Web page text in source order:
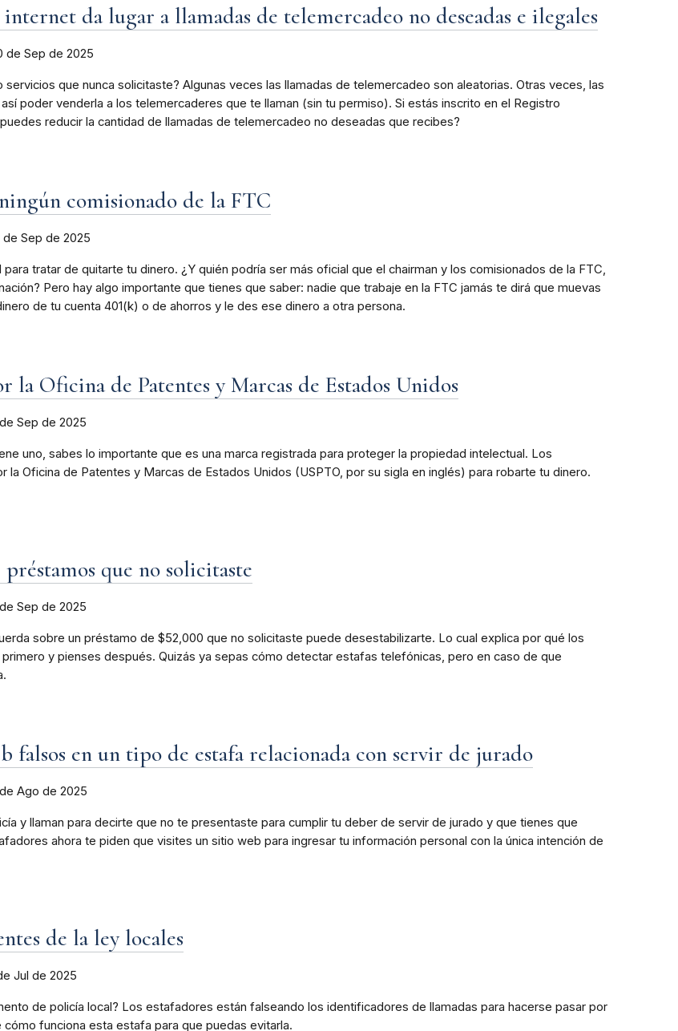
da lugar a llamadas de telemercadeo no deseadas e ilegales
de Sep de 2025
que nunca solicitaste? Algunas veces las llamadas de telemercadeo son aleatorias. Otras veces, las
poder venderla a los telemercaderes que te llaman (sin tu permiso). Si estás inscrito en el Registro
reducir la cantidad de llamadas de telemercadeo no deseadas que recibes?
comisionado de la FTC
de Sep de 2025
tratar de quitarte tu dinero. ¿Y quién podría ser más oficial que el chairman y los comisionados de la FTC,
Pero hay algo importante que tienes que saber: nadie que trabaje en la FTC jamás te dirá que muevas
de tu cuenta 401(k) o de ahorros y le des ese dinero a otra persona.
la Oficina de Patentes y Marcas de Estados Unidos
Sep de 2025
uno, sabes lo importante que es una marca registrada para proteger la propiedad intelectual. Los
Oficina de Patentes y Marcas de Estados Unidos (USPTO, por su sigla en inglés) para robarte tu dinero.
que no solicitaste
Sep de 2025
sobre un préstamo de $52,000 que no solicitaste puede desestabilizarte. Lo cual explica por qué los
y pienses después. Quizás ya sepas cómo detectar estafas telefónicas, pero en caso de que
falsos en un tipo de estafa relacionada con servir de jurado
Ago de 2025
y llaman para decirte que no te presentaste para cumplir tu deber de servir de jurado y que tienes que
ahora te piden que visites un sitio web para ingresar tu información personal con la única intención de
de la ley locales
Jul de 2025
de policía local? Los estafadores están falseando los identificadores de llamadas para hacerse pasar por
funciona esta estafa para que puedas evitarla.